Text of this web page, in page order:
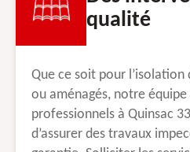
qualité
Que ce soit pour l’isolation
ou aménagés, notre
professionnels à Quinsac
d’assurer des travaux